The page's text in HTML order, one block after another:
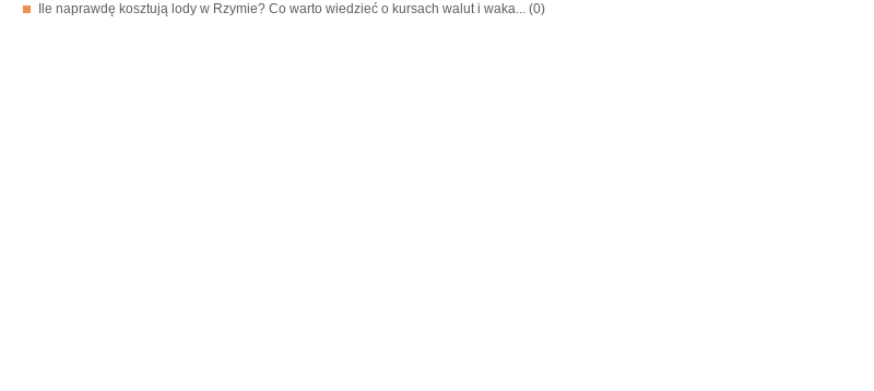
Ile naprawdę kosztują lody w Rzymie? Co warto wiedzieć o kursach walut i waka... (0)